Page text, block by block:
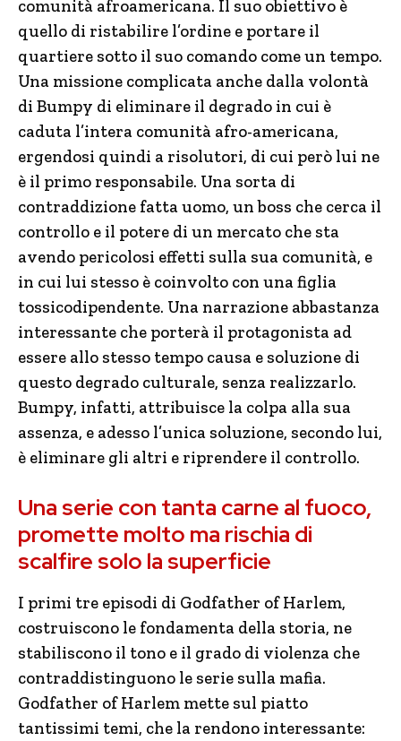
comunità afroamericana. Il suo obiettivo è
quello di ristabilire l’ordine e portare il
quartiere sotto il suo comando come un tempo.
Una missione complicata anche dalla volontà
di Bumpy di eliminare il degrado in cui è
caduta l’intera comunità afro-americana,
ergendosi quindi a risolutori, di cui però lui ne
è il primo responsabile. Una sorta di
contraddizione fatta uomo, un boss che cerca il
controllo e il potere di un mercato che sta
avendo pericolosi effetti sulla sua comunità, e
in cui lui stesso è coinvolto con una figlia
tossicodipendente. Una narrazione abbastanza
interessante che porterà il protagonista ad
essere allo stesso tempo causa e soluzione di
questo degrado culturale, senza realizzarlo.
Bumpy, infatti, attribuisce la colpa alla sua
assenza, e adesso l’unica soluzione, secondo lui,
è eliminare gli altri e riprendere il controllo.
Una serie con tanta carne al fuoco,
promette molto ma rischia di
scalfire solo la superficie
I primi tre episodi di Godfather of Harlem,
costruiscono le fondamenta della storia, ne
stabiliscono il tono e il grado di violenza che
contraddistinguono le serie sulla mafia.
Godfather of Harlem mette sul piatto
tantissimi temi, che la rendono interessante: